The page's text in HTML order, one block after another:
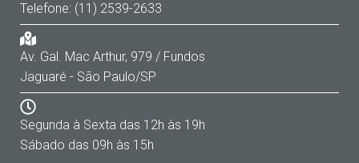
Telefone: (11) 2539-2633
Av. Gal. Mac Arthur, 979 / Fundos
Jaguaré - São Paulo/SP
Segunda à Sexta das 12h às 19h
Sábado das 09h às 15h